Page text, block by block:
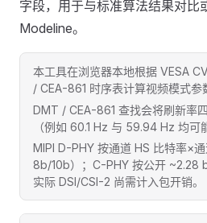
字段，用于与标准算法结果对比
Modeline。
本工具在浏览器本地根据 VESA
/ CEA-861 时序表计算视频模式参
DMT / CEA-861 查找会将刷新率
（例如 60.1 Hz 与 59.94 Hz 均可
MIPI D-PHY 按通道 HS 比特率×
8b/10b）；C-PHY 按公开 ~2.28
实际 DSI/CSI-2 尚需计入包开销。